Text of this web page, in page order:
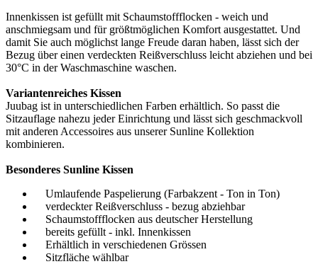
Innenkissen ist gefüllt mit Schaumstoffflocken - weich und
anschmiegsam und für größtmöglichen Komfort ausgestattet. Und
damit Sie auch möglichst lange Freude daran haben, lässt sich der
Bezug über einen verdeckten Reißverschluss leicht abziehen und bei
30°C in der Waschmaschine waschen.
Variantenreiches Kissen
Juubag ist in unterschiedlichen Farben erhältlich. So passt die
Sitzauflage nahezu jeder Einrichtung und lässt sich geschmackvoll
mit anderen Accessoires aus unserer Sunline Kollektion
kombinieren.
Besonderes Sunline Kissen
Umlaufende Paspelierung (Farbakzent - Ton in Ton)
verdeckter Reißverschluss - bezug abziehbar
Schaumstoffflocken aus deutscher Herstellung
bereits gefüllt - inkl. Innenkissen
Erhältlich in verschiedenen Grössen
Sitzfläche wählbar